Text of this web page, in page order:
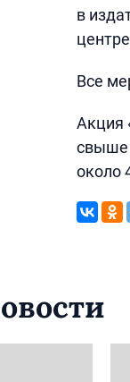
в
Все
Акция
свыше
около